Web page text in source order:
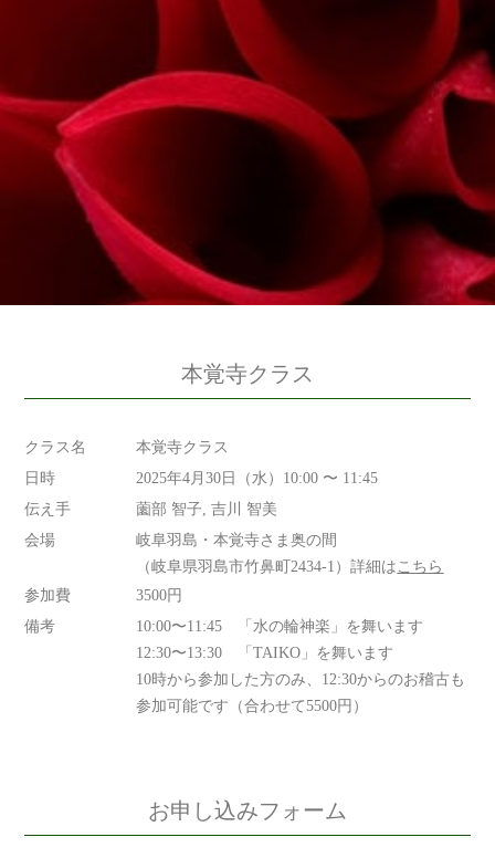
本覚寺クラス
クラス名
本覚寺クラス
日時
2025年4月30日（水）10:00 〜 11:45
伝え手
薗部 智子, 吉川 智美
会場
岐阜羽島・本覚寺さま奥の間
（岐阜県羽島市竹鼻町2434-1）詳細は こちら
参加費
3500円
備考
10:00〜11:45 「水の輪神楽」を舞います
12:30〜13:30 「TAIKO」を舞います
10時から参加した方のみ、12:30からのお稽古も
参加可能です（合わせて5500円）
お申し込みフォーム